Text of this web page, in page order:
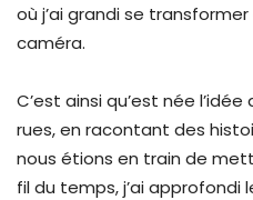
où j’ai grandi se
caméra.
C’est ainsi qu’est née
rues, en racontant des
nous étions en train de
fil du temps, j’ai